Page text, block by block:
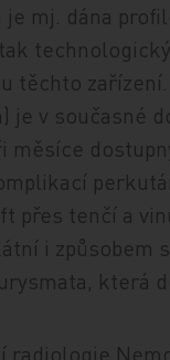
je mj. dána
těchto
je v současné
přes tenčí a
i způsobem
která
radiologie